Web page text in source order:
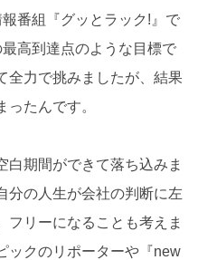
番組『グッとラック!』で
高到達点のような目標で
全力で挑みましたが、結果
たんです。
白期間ができて落ち込みま
分の人生が会社の判断に左
フリーになることも考えま
ックのリポーターや『new